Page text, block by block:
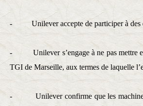
- Unilever accepte de participer à
-
Unilever s’engage à ne pas mettre
TGI de Marseille, aux termes de laquelle
-
Unilever confirme que les